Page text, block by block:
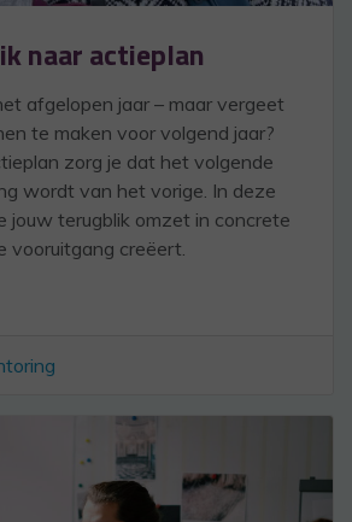
naar actieplan
afgelopen jaar – maar vergeet
te maken voor volgend jaar?
zorg je dat het volgende
wordt van het vorige. In deze
jouw terugblik omzet in concrete
vooruitgang creëert.